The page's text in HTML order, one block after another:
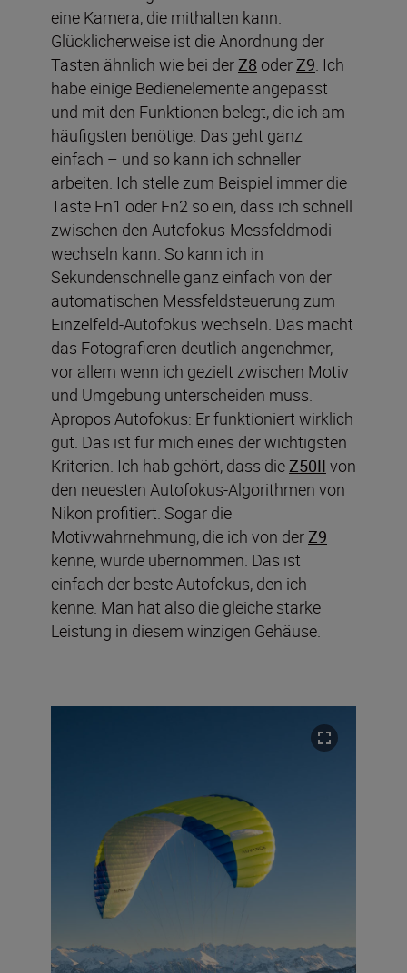
eine Kamera, die mithalten kann.
Glücklicherweise ist die Anordnung der
Tasten ähnlich wie bei derZ8 oderZ9. Ich
habe einige Bedienelemente angepasst
und mit den Funktionen belegt, die ich am
häufigsten benötige. Das geht ganz
einfach – und so kann ich schneller
arbeiten. Ich stelle zum Beispiel immer die
Taste Fn1 oder Fn2 so ein, dass ich schnell
zwischen den Autofokus-Messfeldmodi
wechseln kann. So kann ich in
Sekundenschnelle ganz einfach von der
automatischen Messfeldsteuerung zum
Einzelfeld-Autofokus wechseln. Das macht
das Fotografieren deutlich angenehmer,
vor allem wenn ich gezielt zwischen Motiv
und Umgebung unterscheiden muss.
Apropos Autofokus: Er funktioniert wirklich
gut. Das ist für mich eines der wichtigsten
Kriterien. Ich hab gehört, dass dieZ50II von
den neuesten Autofokus-Algorithmen von
Nikon profitiert. Sogar die
Motivwahrnehmung, die ich von derZ9
kenne, wurde übernommen. Das ist
einfach der beste Autofokus, den ich
kenne. Man hat also die gleiche starke
Leistung in diesem winzigen Gehäuse.